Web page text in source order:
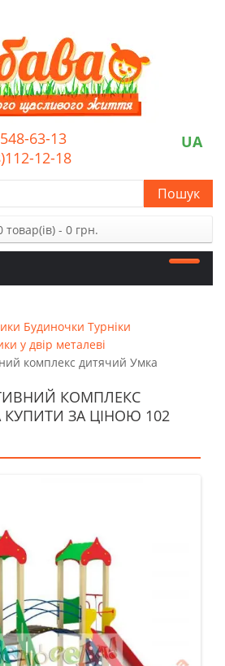
63-13
12-18
UA
Пошук
товар(ів) - 0 грн.
Будиночки Турніки
у двір металеві
комплекс дитячий Умка
КОМПЛЕКС
ЗА ЦІНОЮ 102